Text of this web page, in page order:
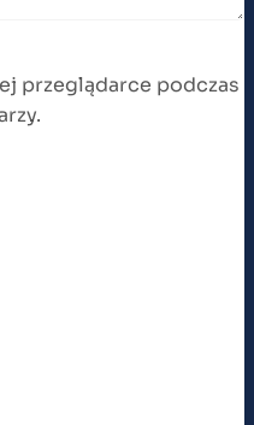
przeglądarce podczas